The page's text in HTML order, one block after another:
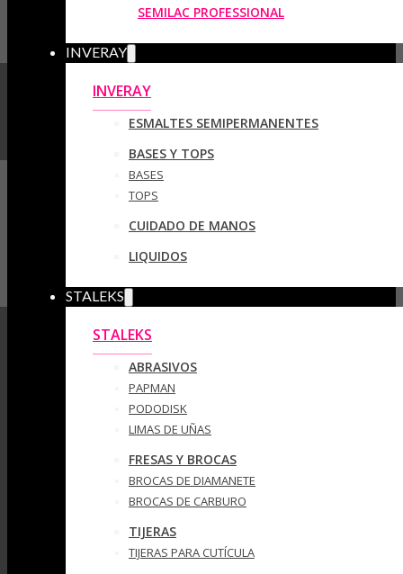
SEMILAC PROFESSIONAL
INVERAY
INVERAY
ESMALTES SEMIPERMANENTES
BASES Y TOPS
BASES
TOPS
CUIDADO DE MANOS
LIQUIDOS
STALEKS
STALEKS
ABRASIVOS
PAPMAN
PODODISK
LIMAS DE UÑAS
FRESAS Y BROCAS
BROCAS DE DIAMANETE
BROCAS DE CARBURO
TIJERAS
TIJERAS PARA CUTÍCULA